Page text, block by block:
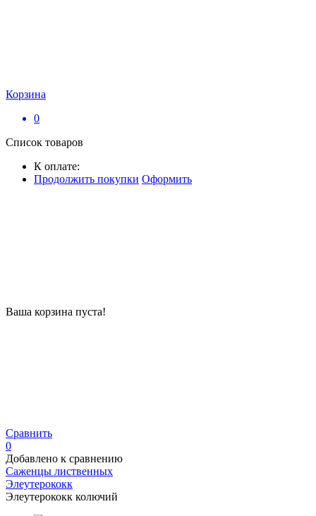
Корзина
0
Список товаров
К оплате:
Продолжить покупки Оформить
Ваша корзина пуста!
Сравнить
0
Добавлено к сравнению
Саженцы лиственных
Элеутерококк
Элеутерококк колючий